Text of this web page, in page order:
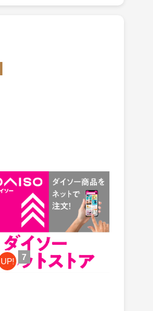
通販【ダイソーネットスト
還元
条件：お買い物
UP! 7